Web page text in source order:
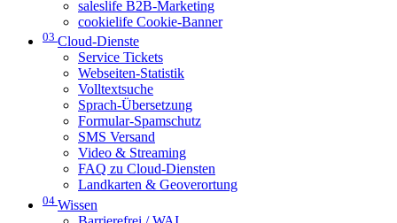
saleslife B2B-Marketing
cookielife Cookie-Banner
03 Cloud-Dienste
Service Tickets
Webseiten-Statistik
Volltextsuche
Sprach-Übersetzung
Formular-Spamschutz
SMS Versand
Video & Streaming
FAQ zu Cloud-Diensten
Landkarten & Geoverortung
04 Wissen